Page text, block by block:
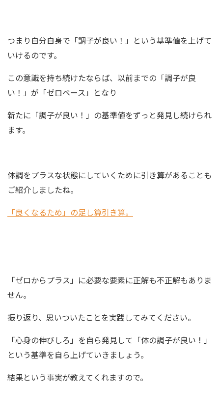
つまり自分自身で「調子が良い！」という基準値を上げて
いけるのです。
この意識を持ち続けたならば、以前までの「調子が良
い！」が「ゼロベース」となり
新たに「調子が良い！」の基準値をずっと発見し続けられ
ます。
体調をプラスな状態にしていくために引き算があることも
ご紹介しましたね。
「良くなるため」の足し算引き算。
「ゼロからプラス」に必要な要素に正解も不正解もありま
せん。
振り返り、思いついたことを実践してみてください。
「心身の伸びしろ」を自ら発見して「体の調子が良い！」
という基準を自ら上げていきましょう。
結果という事実が教えてくれますので。